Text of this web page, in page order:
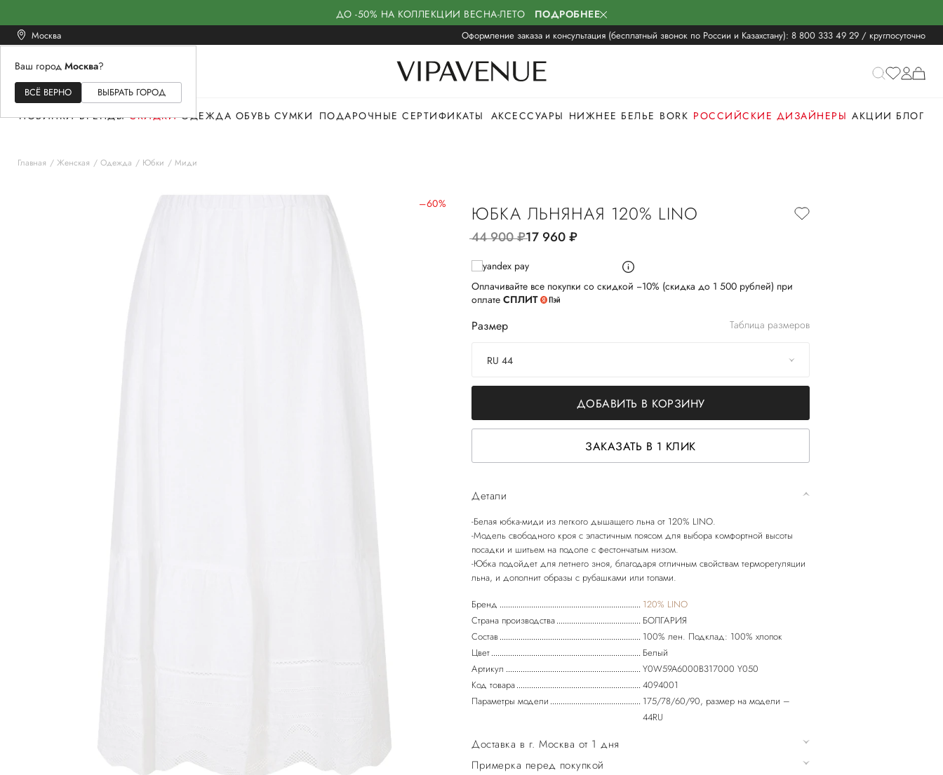
ДО -50% НА КОЛЛЕКЦИИ ВЕСНА-ЛЕТО ПОДРОБНЕЕ
Москва Оформление заказа и консультация (бесплатный звонок по России и Казахстану): 8 800 333 49 29 / круглосуточно
Ваш город Москва?
ВСЁ ВЕРНО ВЫБРАТЬ ГОРОД
ЖЕНСКОЕМУЖСКОЕ
НОВИНКИ БРЕНДЫ СКИДКИ ОДЕЖДА ОБУВЬ СУМКИ ПОДАРОЧНЫЕ СЕРТИФИКАТЫ АКСЕССУАРЫ НИЖНЕЕ БЕЛЬЕ BORK РОССИЙСКИЕ ДИЗАЙНЕРЫ АКЦИИ БЛОГ
Главная Женская Одежда Юбки Миди
–60% ЮБКА ЛЬНЯНАЯ 120% LINO
44 900руб.17 960руб.
Оплачивайте все покупки со скидкой −10% (скидка до 1 500 рублей) при
оплате СПЛИТ
Размер Таблица размеров
RU 44
ДОБАВИТЬ В КОРЗИНУ
ЗАКАЗАТЬ В 1 КЛИК
Детали
-Белая юбка-миди из легкого дышащего льна от 120% LINO.
-Модель свободного кроя с эластичным поясом для выбора комфортной высоты
посадки и шитьем на подоле с фестончатым низом.
-Юбка подойдет для летнего зноя, благодаря отличным свойствам терморегуляции
Бренд
120% LINO
Страна производства
БОЛГАРИЯ
Состав
100% лен. Подклад: 100% хлопок
Цвет
Белый
Артикул
Y0W59A6000B317000 Y050
Код товара
4094001
Параметры модели
175/78/60/90, размер на модели –
44RU
Доставка в г. Москва от 1 дня
Примерка перед покупкой